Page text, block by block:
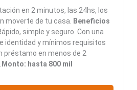
en 2 minutos, las 24hs, los
moverte de tu casa.
Beneficios
simple y seguro. Con una
identidad y mínimos requisitos
préstamo en menos de 2
Monto: hasta 800 mil